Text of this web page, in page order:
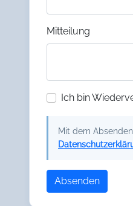
Mitteilung
Ich bin
Mit dem
Absenden